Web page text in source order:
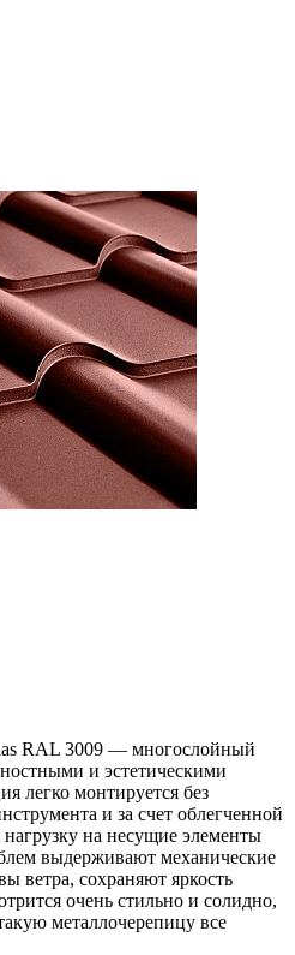
RAL 3009 — многослойный
и эстетическими
легко монтируется без
и за счет облегченной
на несущие элементы
выдерживают механические
ветра, сохраняют яркость
очень стильно и солидно,
металлочерепицу все